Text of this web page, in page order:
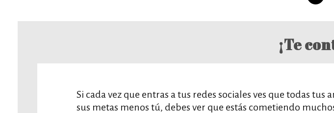
¡Te
Si cada vez que entras a tus redes sociales ves que todas tus
sus metas menos tú, debes ver que estás cometiendo